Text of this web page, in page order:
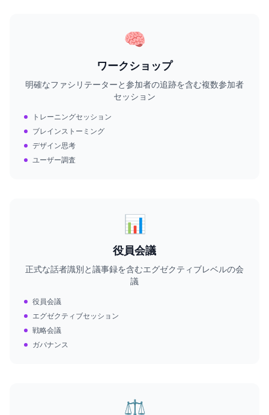
🧠
ワークショップ
明確なファシリテーターと参加者の追跡を含む複数参加者
セッション
トレーニングセッション
ブレインストーミング
デザイン思考
ユーザー調査
📊
役員会議
正式な話者識別と議事録を含むエグゼクティブレベルの会
議
役員会議
エグゼクティブセッション
戦略会議
ガバナンス
⚖️